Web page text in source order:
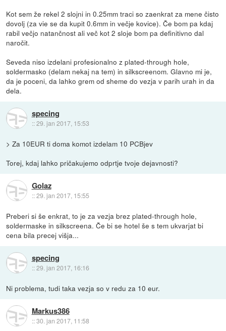
Kot sem že rekel 2 slojni in 0.25mm traci so zaenkrat za mene čisto
dovolj (za vie se da kupit 0.6mm in večje kovice). Če bom pa kdaj
rabil večjo natančnost ali več kot 2 sloje bom pa definitivno dal
naročit.
Seveda niso izdelani profesionalno z plated-through hole,
soldermasko (delam nekaj na tem) in silkscreenom. Glavno mi je,
da je poceni, da lahko grem od sheme do vezja v parih urah in da
dela.
specing
::29. jan 2017, 15:53
> Za 10EUR ti doma komot izdelam 10 PCBjev
Torej, kdaj lahko pričakujemo odprtje tvoje dejavnosti?
Golaz
::29. jan 2017, 15:55
Preberi si še enkrat, to je za vezja brez plated-through hole,
soldermaske in silkscreena. Če bi se hotel še s tem ukvarjat bi
cena bila precej višja...
specing
::29. jan 2017, 16:16
Ni problema, tudi taka vezja so v redu za 10 eur.
Markus386
::30. jan 2017, 11:58